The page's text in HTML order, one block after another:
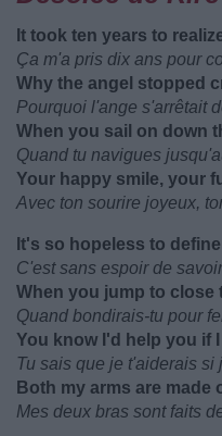
It took ten years to
Ça m'a pris dix ans pour
Why the angel stopped
Pourquoi l'ange s'arrêtait
When you sail on down
Quand tu navigues
Your happy smile, your
Avec ton sourire joyeux,
It's so hopeless to define
C'est sans espoir de savoir
When you jump to close
Quand bondirais-tu pour
You know I'd help you if
Tu sais que je t'aiderais si
Both my arms are made
Mes deux bras sont faits